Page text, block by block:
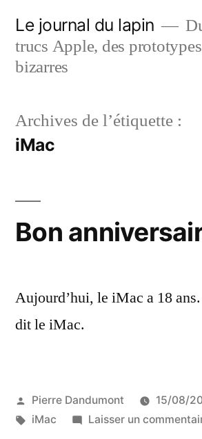
contenu
Le journal du lapin
trucs Apple, des
bizarres
Archives de l’étiquette :
iMac
Bon
Aujourd’hui, le iMac a 18 ans.
dit le iMac.
Publié
par
Pierre Dandumont 15/08/
Étiquettes :
iMac Laisser un